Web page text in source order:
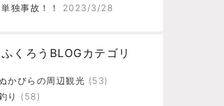
単独事故！！
2023/3/28
ふくろうBLOGカテゴリ
かびらの周辺観光 (53)
り (58)